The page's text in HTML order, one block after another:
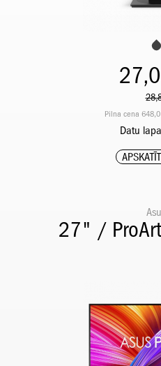
Pilna cena
Datu lapa
APSKATĪT
27" / ProArt